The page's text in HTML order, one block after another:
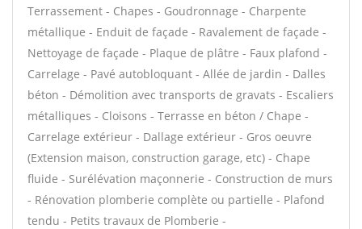
Terrassement - Chapes - Goudronnage - Charpente
métallique - Enduit de façade - Ravalement de façade -
Nettoyage de façade - Plaque de plâtre - Faux plafond -
Carrelage - Pavé autobloquant - Allée de jardin - Dalles
béton - Démolition avec transports de gravats - Escaliers
métalliques - Cloisons - Terrasse en béton / Chape -
Carrelage extérieur - Dallage extérieur - Gros oeuvre
(Extension maison, construction garage, etc) - Chape
fluide - Surélévation maçonnerie - Construction de murs
- Rénovation plomberie complète ou partielle - Plafond
tendu - Petits travaux de Plomberie -